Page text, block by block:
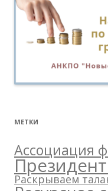
МЕТКИ
Ассоциация
Раскрываем